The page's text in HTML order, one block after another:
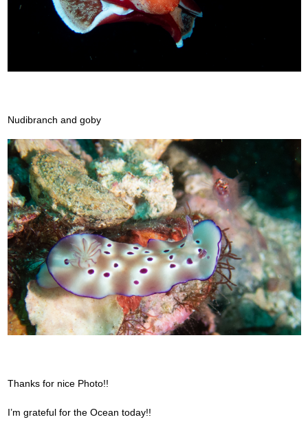
Nudibranch and goby
Thanks for nice Photo!!
I’m grateful for the Ocean today!!